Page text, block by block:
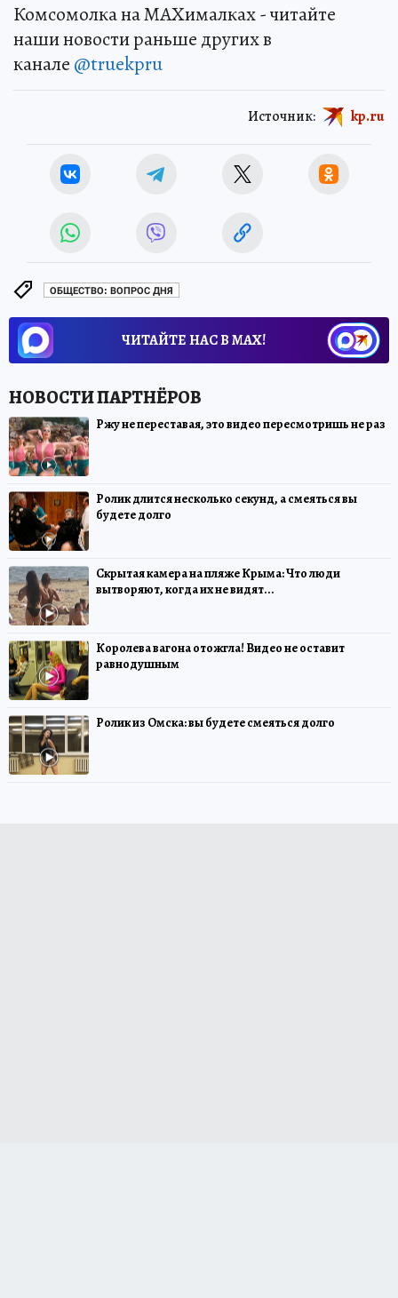
Комсомолка на MAXималках - читайте
наши новости раньше других в
канале @truekpru
Источник: kp.ru
ОБЩЕСТВО: ВОПРОС ДНЯ
ЧИТАЙТЕ НАС В МАХ!
Ржу не переставая, это видео пересмотришь не раз
Ролик длится несколько секунд, а смеяться вы
будете долго
Скрытая камера на пляже Крыма: Что люди
вытворяют, когда их не видят...
Королева вагона отожгла! Видео не оставит
равнодушным
Ролик из Омска: вы будете смеяться долго